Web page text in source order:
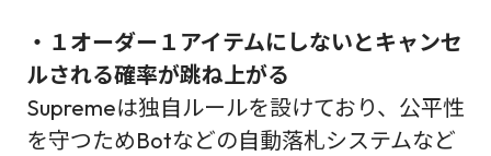
・１オーダー１アイテムにしないとキャンセ
ルされる確率が跳ね上がる
Supremeは独自ルールを設けており、公平性
を守つためBotなどの自動落札システムなど